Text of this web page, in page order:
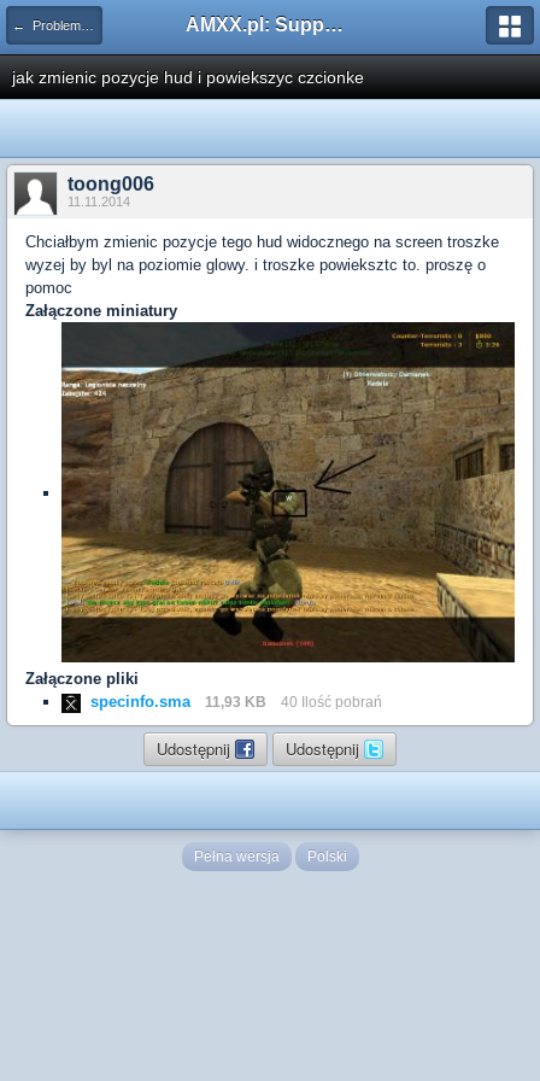
← Problemy z pluginami AMXX.pl: Support AMX Mod X i SourceMod
jak zmienic pozycje hud i powiekszyc czcionke
toong006
11.11.2014
Chciałbym zmienic pozycje tego hud widocznego na screen troszke
wyzej by byl na poziomie glowy. i troszke powieksztc to. proszę o
pomoc
Załączone miniatury
Załączone pliki
specinfo.sma
11,93 KB 40 Ilość pobrań
Udostępnij Udostępnij
Pełna wersja Polski